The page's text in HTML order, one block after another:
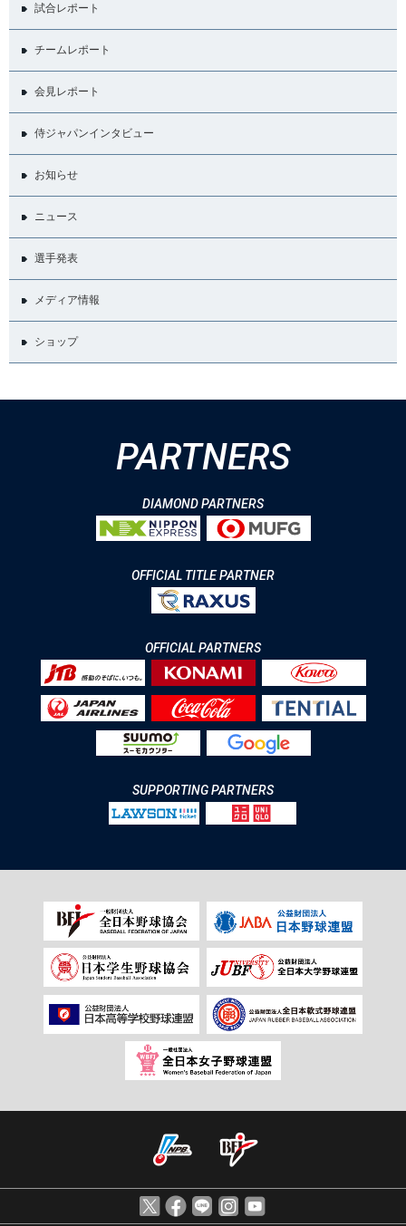
試合レポート
チームレポート
会見レポート
侍ジャパンインタビュー
お知らせ
ニュース
選手発表
メディア情報
ショップ
PARTNERS
DIAMOND PARTNERS
OFFICIAL TITLE PARTNER
OFFICIAL PARTNERS
SUPPORTING PARTNERS